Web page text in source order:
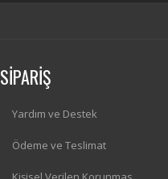
SİPARİŞ
Yardım ve Destek
Ödeme ve Teslimat